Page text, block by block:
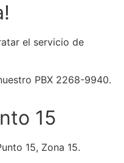
el servicio de
PBX 2268-9940.
15
15, Zona 15.